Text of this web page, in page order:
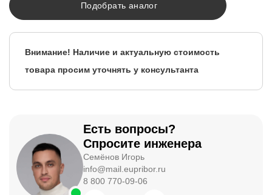
Подобрать аналог
Внимание! Наличие и актуальную стоимость
товара просим уточнять у консультанта
Есть вопросы?
Спросите инженера
Семёнов Игорь
info@mail.eupribor.ru
8 800 770-09-06